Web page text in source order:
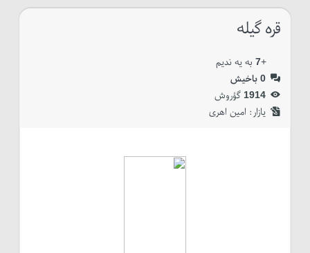
قره گیله
+
7به یه ندیم
0باخیش
1914گؤروش
یازار:‌ امین اهری